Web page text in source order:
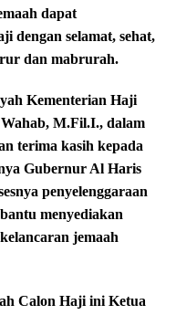
dapat
dengan selamat, sehat,
dan mabrurah.
Kementerian Haji
M.Fil.I., dalam
terima kasih kepada
Gubernur Al Haris
penyelenggaraan
menyediakan
jemaah
Calon Haji ini Ketua